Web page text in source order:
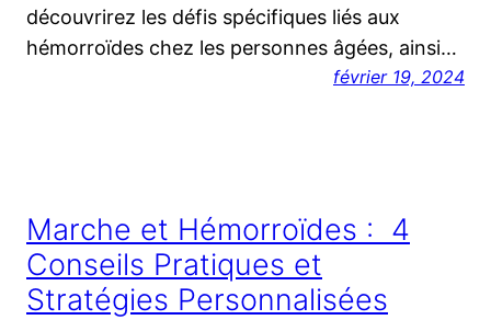
découvrirez les défis spécifiques liés aux
hémorroïdes chez les personnes âgées, ainsi…
février 19, 2024
Marche et Hémorroïdes : 4
Conseils Pratiques et
Stratégies Personnalisées